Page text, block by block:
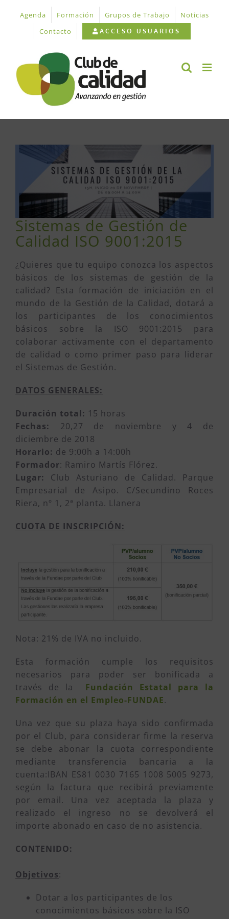
contenido
Agenda Formación Grupos de Trabajo
Noticias
Contacto
ACCESO USUARIOS
Ver
grande
Sistemas de Gestión de
Calidad ISO 9001:2015
¿Quieres que tu equipo conozca los aspectos
básicos de los sistemas de gestión de la
calidad? Esta formación de iniciación en el
mundo de la Gestión de la Calidad, dotará a
los participantes de los conocimientos
básicos sobre la ISO 9001:2015 para
colaborar activamente con el departamento
de calidad o como primer paso para liderar
el Sistemas de Gestión.
DATOS GENERALES:
Duración total: 15 horas
Fechas: 20,27 de noviembre y 4 de
diciembre de 2018
Horario: de 9:00h a 14:00h
Formador: Ramiro Martís Flórez.
Lugar: Club Asturiano de Calidad. Parque
Empresarial de Asipo. C/Secundino Roces
Riera, nº 1, 2ª planta. Llanera
CUOTA DE INSCRIPCIÓN:
Nota: 21% de IVA no incluido.
Esta formación cumple los requisitos
necesarios para poder ser bonificada a
través de la
Fundación Estatal para la
Formación en el Empleo-FUNDAE.
Una vez que su plaza haya sido confirmada
por el Club, para considerar firme la reserva
se debe abonar la cuota correspondiente
mediante transferencia bancaria a la
cuenta:IBAN ES81 0030 7165 1008 5005 9273,
según la factura que recibirá previamente
por email. Una vez aceptada la plaza y
realizado el ingreso no se devolverá el
importe abonado en caso de no asistencia.
CONTENIDO:
Objetivos:
Dotar a los participantes de los
conocimientos básicos sobre la ISO